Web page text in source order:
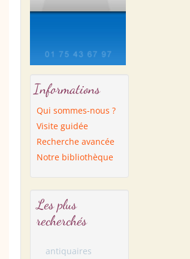
Informations
Qui sommes-nous ?
Visite guidée
Recherche avancée
Notre bibliothèque
Les plus
recherchés
antiquaires